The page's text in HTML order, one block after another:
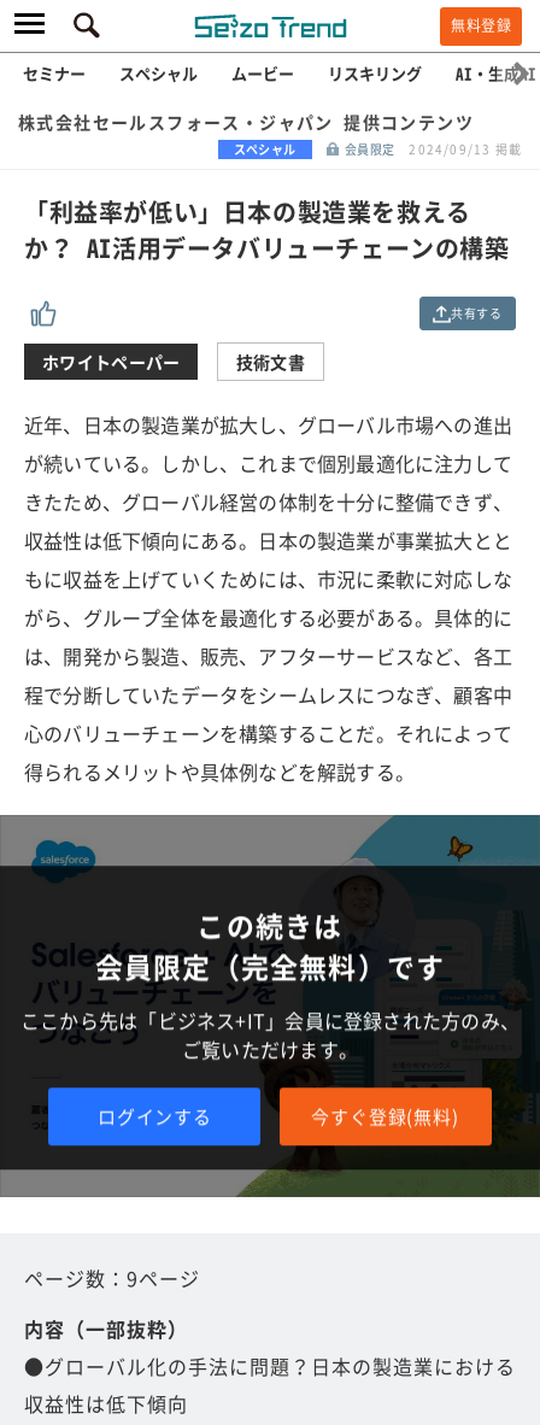
無料登録
セミナー スペシャル ムービー リスキリング AI・生成AI
株式会社セールスフォース・ジャパン 提供コンテンツ
スペシャル 会員限定 2024/09/13 掲載
「利益率が低い」日本の製造業を救える
か？ AI活用データバリューチェーンの構築
共有する
ホワイトペーパー 技術文書
近年、日本の製造業が拡大し、グローバル市場への進出
が続いている。しかし、これまで個別最適化に注力して
きたため、グローバル経営の体制を十分に整備できず、
収益性は低下傾向にある。日本の製造業が事業拡大とと
もに収益を上げていくためには、市況に柔軟に対応しな
がら、グループ全体を最適化する必要がある。具体的に
は、開発から製造、販売、アフターサービスなど、各工
程で分断していたデータをシームレスにつなぎ、顧客中
心のバリューチェーンを構築することだ。それによって
得られるメリットや具体例などを解説する。
この続きは
会員限定（完全無料）です
ここから先は「ビジネス+IT」会員に登録された方のみ、
ご覧いただけます。
ログインする 今すぐ登録(無料)
ページ数：9ページ
内容（一部抜粋）
●グローバル化の手法に問題？日本の製造業における
収益性は低下傾向